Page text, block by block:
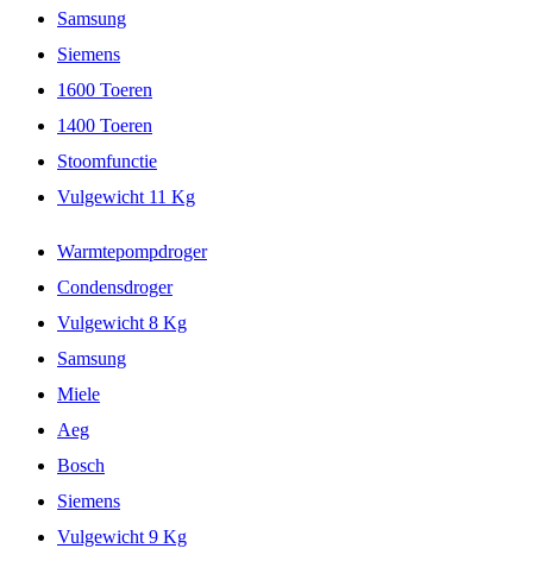
Samsung
Siemens
1600 Toeren
1400 Toeren
Stoomfunctie
Vulgewicht 11 Kg
Warmtepompdroger
Condensdroger
Vulgewicht 8 Kg
Samsung
Miele
Aeg
Bosch
Siemens
Vulgewicht 9 Kg